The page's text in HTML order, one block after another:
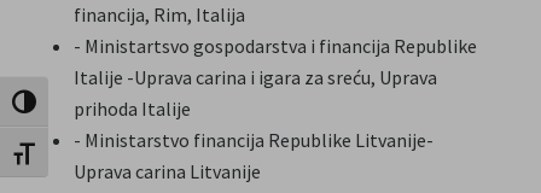
Uključi / isključi visoki kontrast
Uključi / isključi veličinu fonta
financija, Rim, Italija
- Ministartsvo gospodarstva i financija Republike
Italije -Uprava carina i igara za sreću, Uprava
prihoda Italije
- Ministarstvo financija Republike Litvanije-
Uprava carina Litvanije